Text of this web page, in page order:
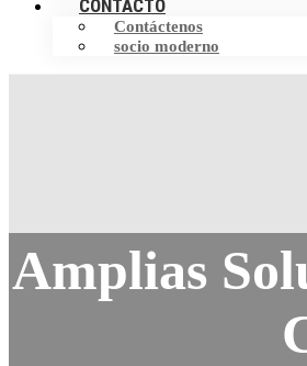
CONTACTO
Contáctenos
socio moderno
Amplias